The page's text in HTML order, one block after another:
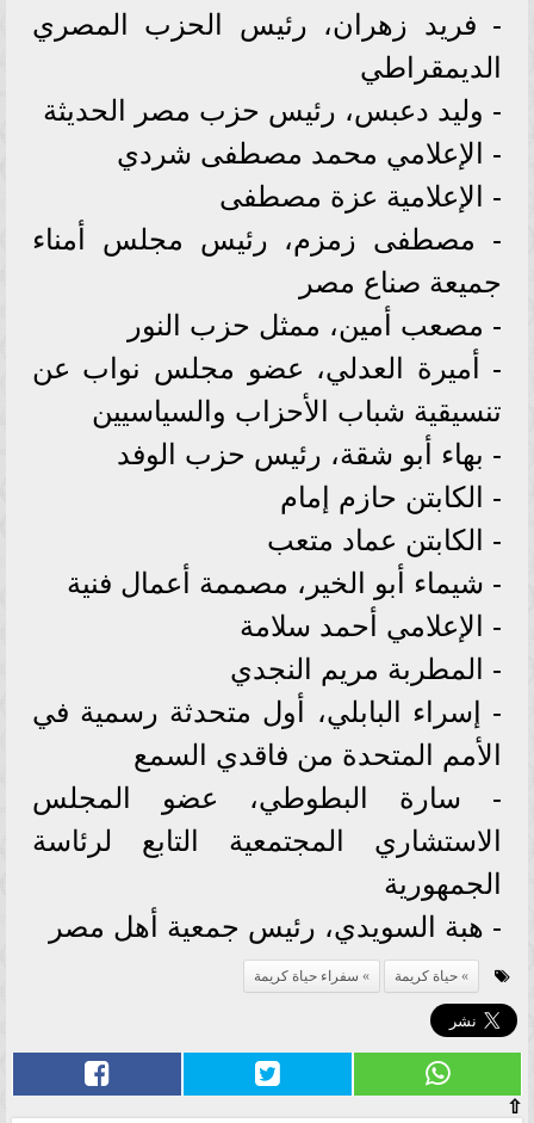
- فريد زهران، رئيس الحزب المصري
الديمقراطي
- وليد دعبس، رئيس حزب مصر الحديثة
- الإعلامي محمد مصطفى شردي
- الإعلامية عزة مصطفى
- مصطفى زمزم، رئيس مجلس أمناء
جميعة صناع مصر
- مصعب أمين، ممثل حزب النور
- أميرة العدلي، عضو مجلس نواب عن
تنسيقية شباب الأحزاب والسياسيين
- بهاء أبو شقة، رئيس حزب الوفد
- الكابتن حازم إمام
- الكابتن عماد متعب
- شيماء أبو الخير، مصممة أعمال فنية
- الإعلامي أحمد سلامة
- المطربة مريم النجدي
- إسراء البابلي، أول متحدثة رسمية في
الأمم المتحدة من فاقدي السمع
- سارة البطوطي، عضو المجلس
الاستشاري المجتمعية التابع لرئاسة
الجمهورية
- هبة السويدي، رئيس جمعية أهل مصر
حياة كريمة سفراء حياة كريمة
⇧